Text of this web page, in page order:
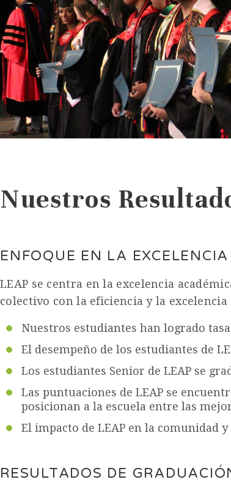
Nuestros
ENFOQUE EN LA
LEAP se centra en la excelencia
colectivo con la eficiencia y la
Nuestros estudiantes han logrado
El desempeño de los estudiantes de
Los estudiantes Senior de LEAP se
Las puntuaciones de LEAP se
posicionan a la escuela entre las
El impacto de LEAP en la comunidad
RESULTADOS DE